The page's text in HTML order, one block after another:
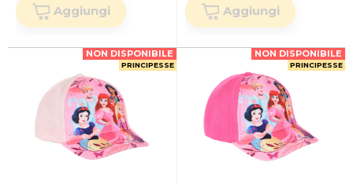
PRINCIPESSE
NON DISPONIBILE
PRINCIPESSE
NON DISPONIBILE